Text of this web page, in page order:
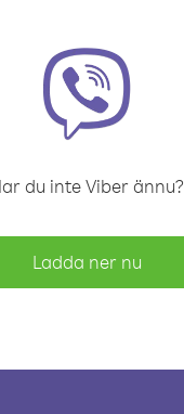
du inte Viber ännu?
Ladda ner nu